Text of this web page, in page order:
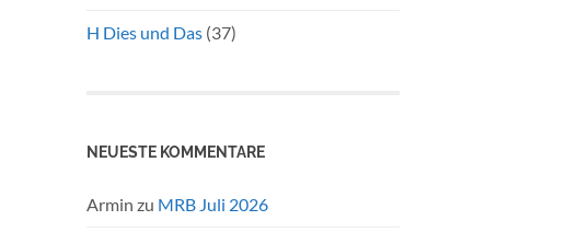
H Dies und Das (37)
NEUESTE KOMMENTARE
Armin zu MRB Juli 2026